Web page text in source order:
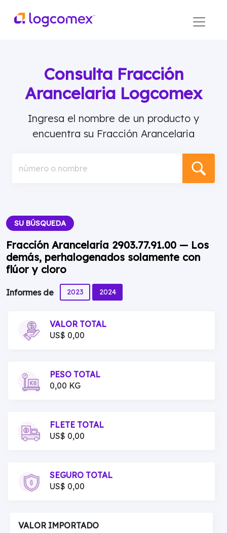
Consulta Fracción
Arancelaria Logcomex
Ingresa el nombre de un producto y
encuentra su Fracción Arancelaria
número o nombre
SU BÚSQUEDA
Fracción Arancelaria 2903.77.91.00 — Los
demás, perhalogenados solamente con
flúor y cloro
Informes de 2023 2024
VALOR TOTAL
US$ 0,00
PESO TOTAL
0,00 KG
FLETE TOTAL
US$ 0,00
SEGURO TOTAL
US$ 0,00
VALOR IMPORTADO